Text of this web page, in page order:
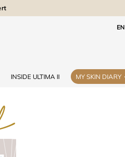
EN
INSIDE ULTIMA II MY SKIN DIARY